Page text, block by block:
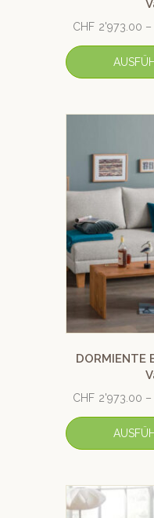
CHF 2'973.00 –
CHF 2'973.00 –